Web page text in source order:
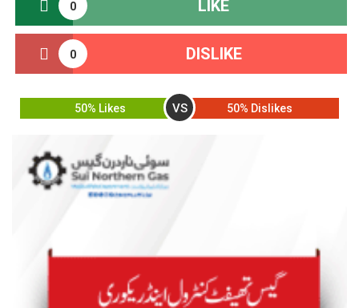
0 LIKE
0 DISLIKE
50% Likes VS 50% Dislikes